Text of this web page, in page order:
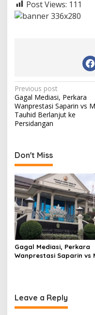
Post Views: 111
P
o
s
a
v
i
g
a
t
i
o
Previous post
Gagal Mediasi, Perkara
Wanprestasi Saparin vs
Tauhid Berlanjut ke
Persidangan
Don't Miss
Gagal Mediasi, Perkara
Wanprestasi Saparin vs
Leave a Reply